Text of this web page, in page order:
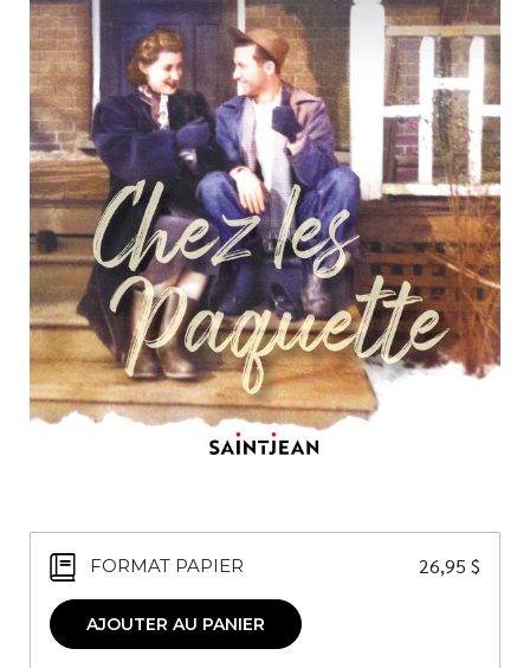
Nouveautés
Numérique
Livres audio
Meilleurs vendeurs
Page vedette
AUTEURS
À PROPOS
CONTACT
FORMAT PAPIER 26,95 $
AJOUTER AU PANIER